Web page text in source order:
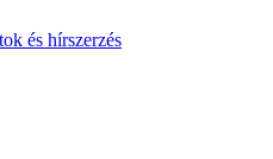
és hírszerzés